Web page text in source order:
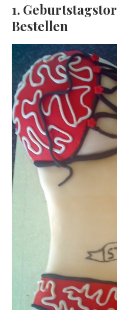
1.
Bestellen